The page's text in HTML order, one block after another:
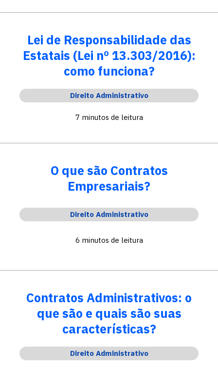
Lei de Responsabilidade das
Estatais (Lei nº 13.303/2016):
como funciona?
Direito Administrativo
7 minutos de leitura
O que são Contratos
Empresariais?
Direito Administrativo
6 minutos de leitura
Contratos Administrativos: o
que são e quais são suas
características?
Direito Administrativo